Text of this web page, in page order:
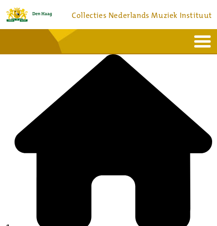
Collecties Nederlands Muziek Instituut
Bronnen en collecties